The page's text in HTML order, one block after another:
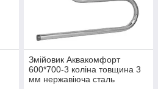
Змійовик Аквакомфорт
600*700-3 коліна товщина 3
мм нержавіюча сталь